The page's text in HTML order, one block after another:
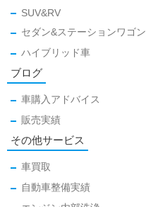
SUV&RV
セダン&ステーションワゴン
ハイブリッド車
ブログ
車購入アドバイス
販売実績
その他サービス
車買取
自動車整備実績